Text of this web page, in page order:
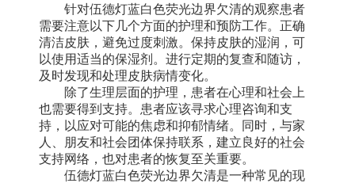
针对伍德灯蓝白色荧光边界欠清的观察患者
需要注意以下几个方面的护理和预防工作。正确
清洁皮肤，避免过度刺激。保持皮肤的湿润，可
以使用适当的保湿剂。进行定期的复查和随访，
及时发现和处理皮肤病情变化。
除了生理层面的护理，患者在心理和社会上
也需要得到支持。患者应该寻求心理咨询和支
持，以应对可能的焦虑和抑郁情绪。同时，与家
人、朋友和社会团体保持联系，建立良好的社会
支持网络，也对患者的恢复至关重要。
伍德灯蓝白色荧光边界欠清是一种常见的现